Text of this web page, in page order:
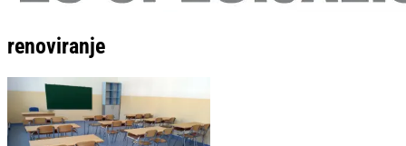
renoviranje